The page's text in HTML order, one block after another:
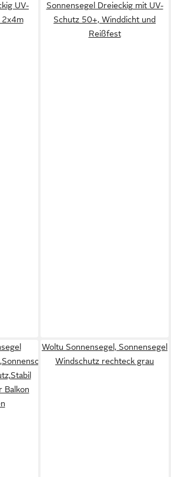
UV-
2x4m
Sonnensegel Dreieckig mit UV-
Schutz 50+, Winddicht und
Reißfest
Balkon
Woltu Sonnensegel, Sonnensegel
Windschutz rechteck grau